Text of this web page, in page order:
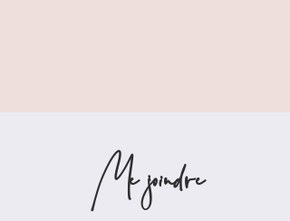
Me joindre